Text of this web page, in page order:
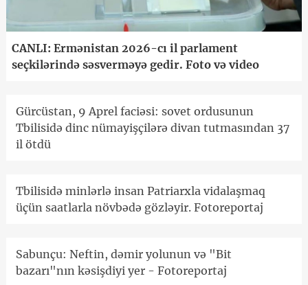
CANLI: Ermənistan 2026-cı il parlament
seçkilərində səsverməyə gedir. Foto və video
Gürcüstan, 9 Aprel faciəsi: sovet ordusunun
Tbilisidə dinc nümayişçilərə divan tutmasından 37
il ötdü
Tbilisidə minlərlə insan Patriarxla vidalaşmaq
üçün saatlarla növbədə gözləyir. Fotoreportaj
Sabunçu: Neftin, dəmir yolunun və "Bit
bazarı"nın kəsişdiyi yer - Fotoreportaj